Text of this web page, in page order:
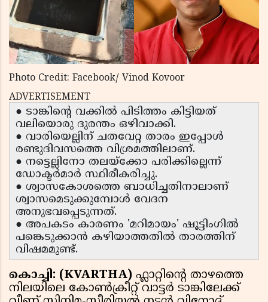
Photo Credit: Facebook/ Vinod Kovoor
ADVERTISEMENT
● ടാങ്കിന്റെ വക്കിൽ പിടിത്തം കിട്ടിയത്
വലിയൊരു ദുരന്തം ഒഴിവാക്കി.
● വാരിയെല്ലിന് ചതവേറ്റ താരം ഇപ്പോൾ
രണ്ടുദിവസത്തെ വിശ്രമത്തിലാണ്.
● നട്ടെല്ലിനോ തലയ്ക്കോ പരിക്കില്ലെന്ന്
ഡോക്ടർമാർ സ്ഥിരീകരിച്ചു.
● ശ്വാസകോശത്തെ ബാധിച്ചതിനാലാണ്
ശ്വാസമെടുക്കുമ്പോൾ വേദന
അനുഭവപ്പെടുന്നത്.
● അപകടം കാരണം 'മറിമായം' ഷൂട്ടിംഗിൽ
പങ്കെടുക്കാൻ കഴിയാത്തതിൽ താരത്തിന്
വിഷമമുണ്ട്.
കൊച്ചി: (KVARTHA) ഫ്ലാറ്റിന്റെ താഴത്തെ
നിലയിലെ കോൺക്രീറ്റ് വാട്ടർ ടാങ്കിലേക്ക്